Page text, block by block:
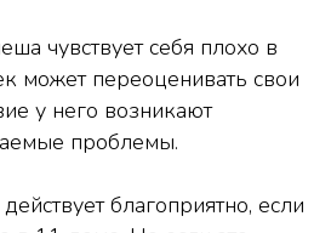
чувствует себя плохо в
может переоценивать свои
у него возникают
проблемы.
благоприятно, если